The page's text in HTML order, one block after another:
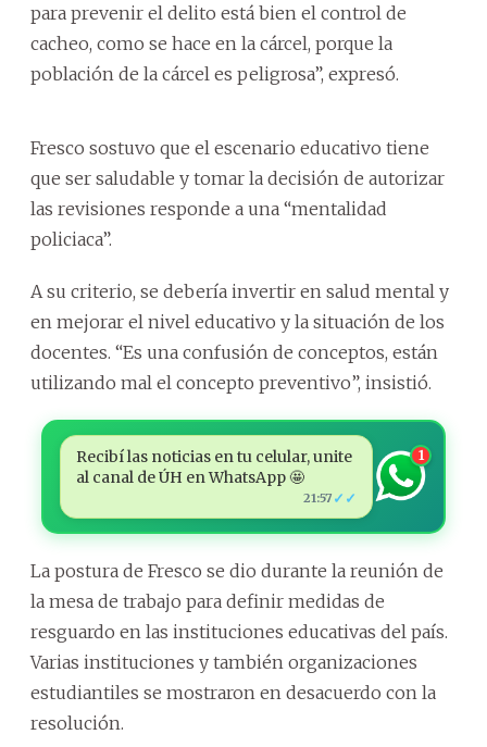
para prevenir el delito está bien el control de
cacheo, como se hace en la cárcel, porque la
población de la cárcel es peligrosa”, expresó.
Fresco sostuvo que el escenario educativo tiene
que ser saludable y tomar la decisión de autorizar
las revisiones responde a una “mentalidad
policiaca”.
A su criterio, se debería invertir en salud mental y
en mejorar el nivel educativo y la situación de los
docentes. “Es una confusión de conceptos, están
utilizando mal el concepto preventivo”, insistió.
Recibí las noticias en tu celular, unite
al canal de ÚH en WhatsApp 🤩
21:57 ✓✓
1
La postura de Fresco se dio durante la reunión de
la mesa de trabajo para definir medidas de
resguardo en las instituciones educativas del país.
Varias instituciones y también organizaciones
estudiantiles se mostraron en desacuerdo con la
resolución.